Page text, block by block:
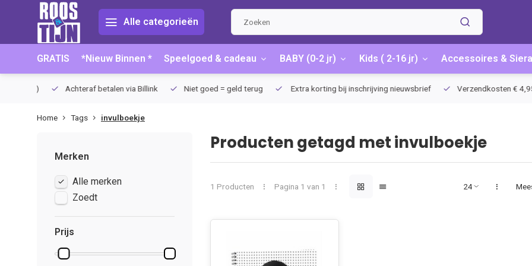
Alle categorieën
GRATIS *Nieuw Binnen * Speelgoed & cadeau BABY (0-2 jr) Kids ( 2-16 jr) Accessoires &
Achteraf betalen via Billink Niet goed = geld terug Extra korting bij inschrijving nieuwsbrief Verzendkosten € 4,95 /
Home Tags invulboekje
Merken
Alle merken
Zoedt
Prijs
Producten getagd met invulboekje
1 Producten Pagina 1 van 1